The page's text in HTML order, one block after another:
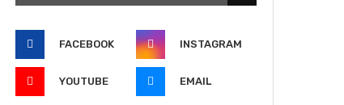
FACEBOOK INSTAGRAM
YOUTUBE EMAIL